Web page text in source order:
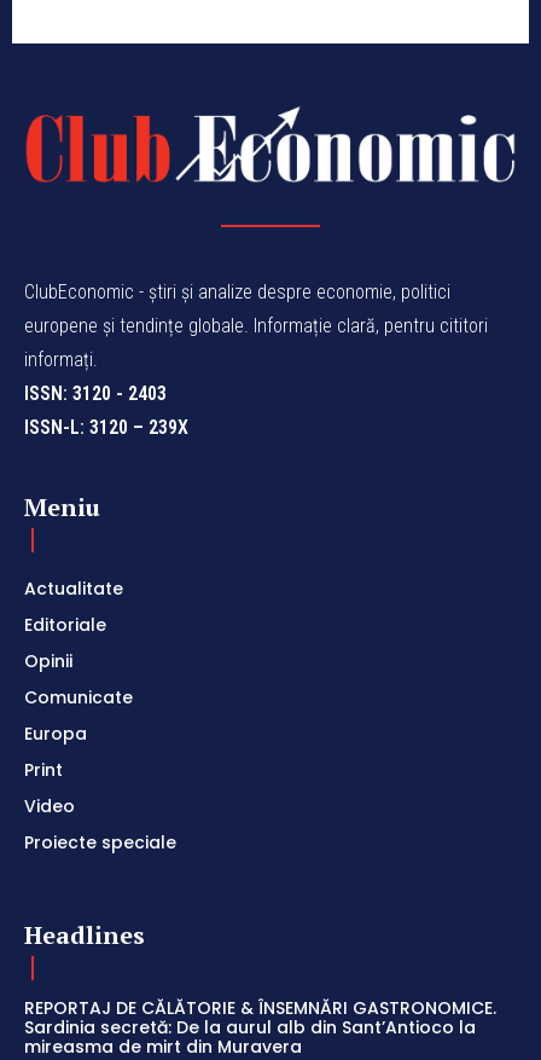
ClubEconomic - știri și analize despre economie, politici
europene și tendințe globale. Informație clară, pentru cititori
informați.
ISSN: 3120 - 2403
ISSN-L: 3120 – 239X
Meniu
Actualitate
Editoriale
Opinii
Comunicate
Europa
Print
Video
Proiecte speciale
Headlines
REPORTAJ DE CĂLĂTORIE & ÎNSEMNĂRI GASTRONOMICE.
Sardinia secretă: De la aurul alb din Sant’Antioco la
mireasma de mirt din Muravera